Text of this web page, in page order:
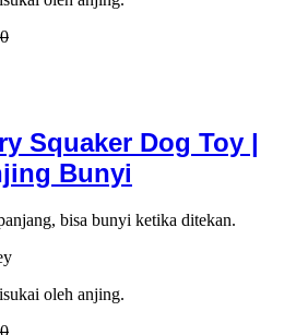
Squaker Dog Toy |
Bunyi
bisa bunyi ketika ditekan.
oleh anjing.